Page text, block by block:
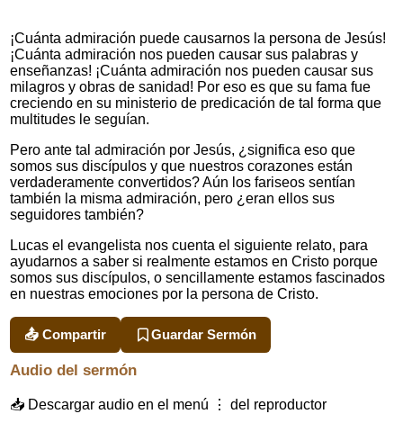
¡Cuánta admiración puede causarnos la persona de Jesús!
¡Cuánta admiración nos pueden causar sus palabras y
enseñanzas! ¡Cuánta admiración nos pueden causar sus
milagros y obras de sanidad! Por eso es que su fama fue
creciendo en su ministerio de predicación de tal forma que
multitudes le seguían.
Pero ante tal admiración por Jesús, ¿significa eso que
somos sus discípulos y que nuestros corazones están
verdaderamente convertidos? Aún los fariseos sentían
también la misma admiración, pero ¿eran ellos sus
seguidores también?
Lucas el evangelista nos cuenta el siguiente relato, para
ayudarnos a saber si realmente estamos en Cristo porque
somos sus discípulos, o sencillamente estamos fascinados
en nuestras emociones por la persona de Cristo.
📤 Compartir Guardar Sermón
Audio del sermón
📥 Descargar audio en el menú ⋮ del reproductor